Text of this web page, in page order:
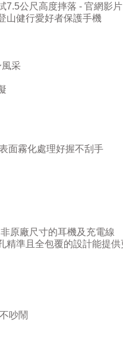
7.5公尺高度摔落 - 官網影片
山健行愛好者保護手機
采
面霧化處理好握不刮手
非原廠尺寸的耳機及充電線
精準且全包覆的設計能提
吵鬧